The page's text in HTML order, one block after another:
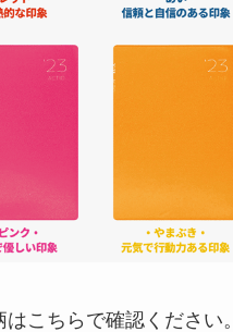
こちらで確認ください。